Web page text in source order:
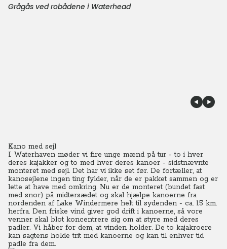
Grågås ved robådene i Waterhead
Kano med sejl
I Waterhaven møder vi fire unge mænd på tur - to i hver
deres kajakker og to med hver deres kanoer - sidstnævnte
monteret med sejl. Det har vi ikke set før. De fortæller, at
kanosejlene ingen ting fylder, når de er pakket sammen og er
lette at have med omkring. Nu er de monteret (bundet fast
med snor) på midtersædet og skal hjælpe kanoerne fra
nordenden af Lake Windermere helt til sydenden - ca. 15 km.
herfra. Den friske vind giver god drift i kanoerne, så vore
venner skal blot koncentrere sig om at styre med deres
padler. Vi håber for dem, at vinden holder. De to kajakroere
kan sagtens holde trit med kanoerne og kan til enhver tid
padle fra dem.